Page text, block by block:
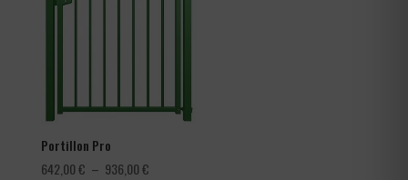
Portillon Pro
642,00€ – 936,00€Plage